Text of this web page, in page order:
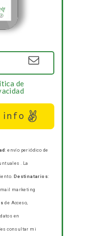
de
info
: envío periódico de
. La
Destinatarios:
marketing
de Acceso,
en
consultar mi